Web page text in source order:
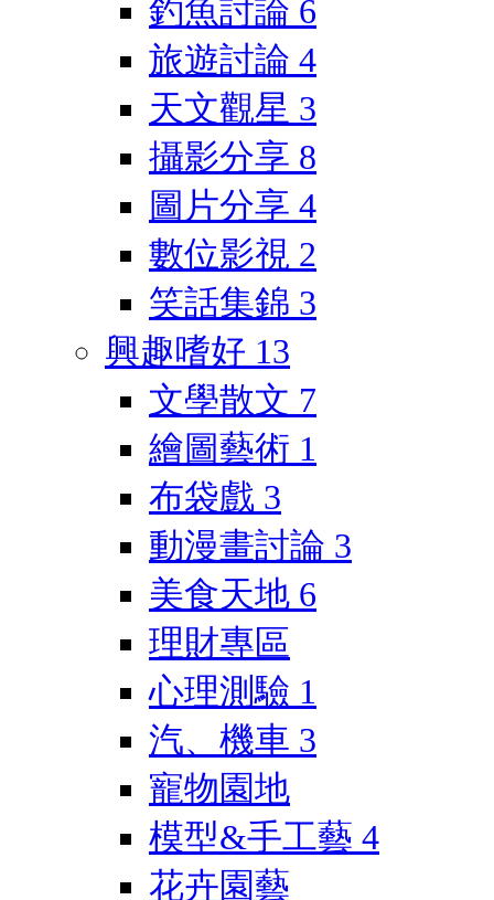
釣魚討論 6
旅遊討論 4
天文觀星 3
攝影分享 8
圖片分享 4
數位影視 2
笑話集錦 3
興趣嗜好 13
文學散文 7
繪圖藝術 1
布袋戲 3
動漫畫討論 3
美食天地 6
理財專區
心理測驗 1
汽、機車 3
寵物園地
模型&手工藝 4
花卉園藝